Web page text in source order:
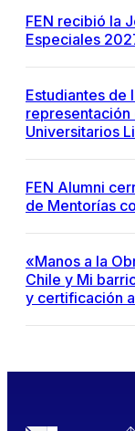
FEN recibió la
Especiales
Estudiantes de
representación
Universitarios
FEN Alumni
de Mentorías
«Manos a la
Chile y Mi
y certificación